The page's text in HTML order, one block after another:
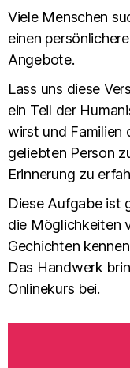
Viele Menschen
einen
Angebote.
Lass uns diese
ein Teil der
wirst und Familien
geliebten Person
Erinnerung zu
Diese Aufgabe ist
die Möglichkeiten
Gechichten
Das Handwerk
Onlinekurs bei.